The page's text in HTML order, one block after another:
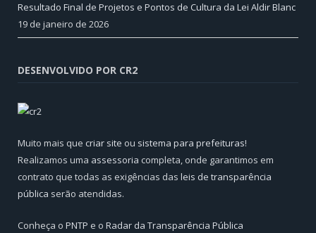
Resultado Final de Projetos e Pontos de Cultura da Lei Aldir Blanc
19 de janeiro de 2026
DESENVOLVIDO POR CR2
Muito mais que criar site ou sistema para prefeituras!
Realizamos uma assessoria completa, onde garantimos em
contrato que todas as exigências das leis de transparência
pública serão atendidas.
Conheça o PNTP e o Radar da Transparência Pública